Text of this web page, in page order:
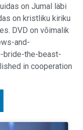
on Jumal läbi
on kristliku kiriku
DVD on võimalik
and-
the-beast-
in cooperation